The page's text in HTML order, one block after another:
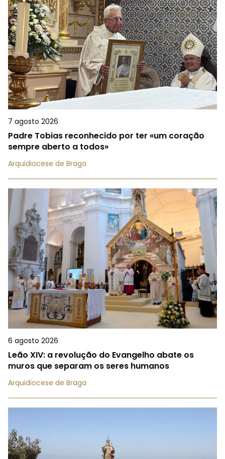
7 agosto 2026
Padre Tobias reconhecido por ter «um coração
sempre aberto a todos»
Arquidiocese de Braga
6 agosto 2026
Leão XIV: a revolução do Evangelho abate os
muros que separam os seres humanos
Arquidiocese de Braga